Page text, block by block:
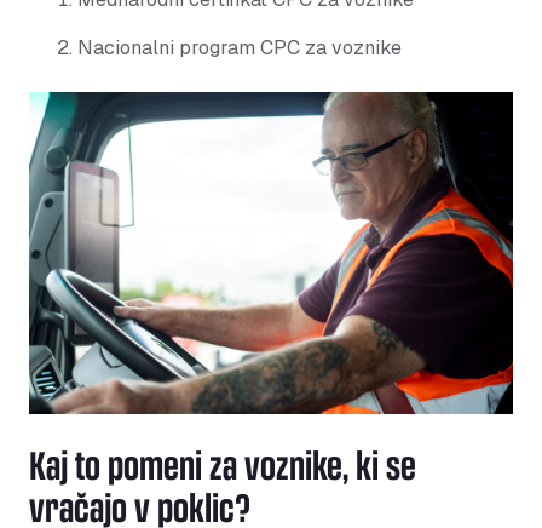
Nacionalni program CPC za voznike
Kaj to pomeni za voznike, ki se
vračajo v poklic?